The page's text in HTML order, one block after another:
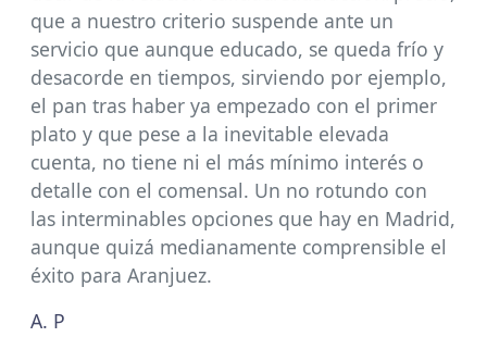
que a nuestro criterio suspende ante un
servicio que aunque educado, se queda frío y
desacorde en tiempos, sirviendo por ejemplo,
el pan tras haber ya empezado con el primer
plato y que pese a la inevitable elevada
cuenta, no tiene ni el más mínimo interés o
detalle con el comensal. Un no rotundo con
las interminables opciones que hay en Madrid,
aunque quizá medianamente comprensible el
éxito para Aranjuez.
A. P